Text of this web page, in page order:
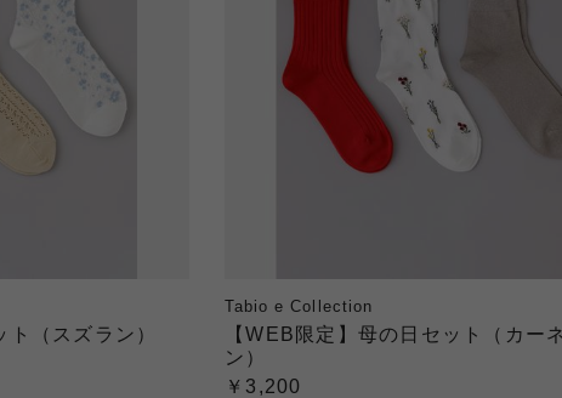
ト（スズラン）
Tabio e Collection
【WEB限定】母の日セット（カー
ン）
￥3,200